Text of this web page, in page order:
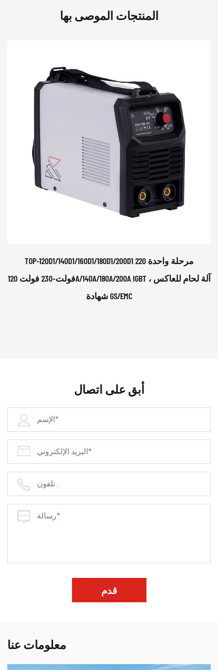
المنتجات الموصى بها
TOP-120D1/140D1/160D1/180D1/200D1 مرحلة واحدة 220
فولت-230 فولت 120A/140A/180A/200A IGBT آلة لحام للعاكس ،
شهادة GS/EMC
أبق على اتصال
قدم
معلومات عنا